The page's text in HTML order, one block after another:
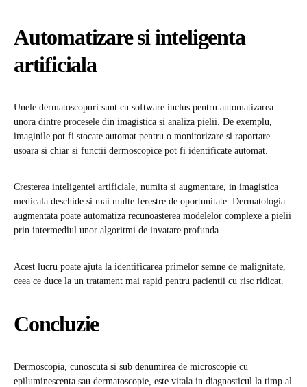
Automatizare si inteligenta
artificiala
Unele dermatoscopuri sunt cu software inclus pentru automatizarea
unora dintre procesele din imagistica si analiza pielii. De exemplu,
imaginile pot fi stocate automat pentru o monitorizare si raportare
usoara si chiar si functii dermoscopice pot fi identificate automat.
Cresterea inteligentei artificiale, numita si augmentare, in imagistica
medicala deschide si mai multe ferestre de oportunitate. Dermatologia
augmentata poate automatiza recunoasterea modelelor complexe a pielii
prin intermediul unor algoritmi de invatare profunda.
Acest lucru poate ajuta la identificarea primelor semne de malignitate,
ceea ce duce la un tratament mai rapid pentru pacientii cu risc ridicat.
Concluzie
Dermoscopia, cunoscuta si sub denumirea de microscopie cu
epiluminescenta sau dermatoscopie, este vitala in diagnosticul la timp al